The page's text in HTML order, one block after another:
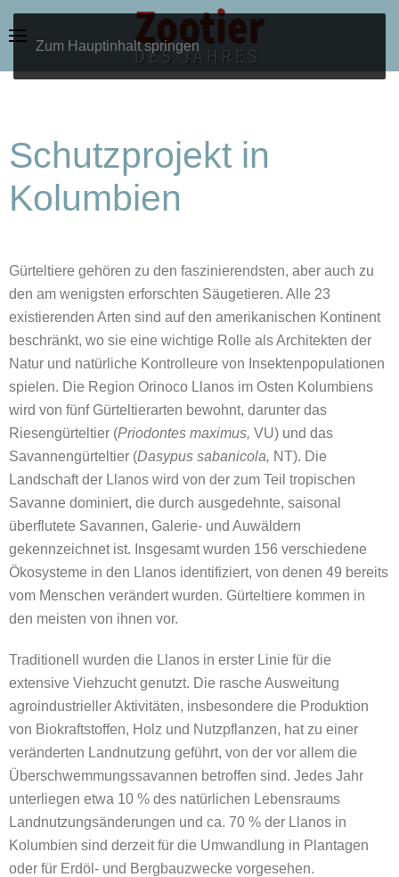
Zum Hauptinhalt springen
Schutzprojekt in
Kolumbien
Gürteltiere gehören zu den faszinierendsten, aber auch zu
den am wenigsten erforschten Säugetieren. Alle 23
existierenden Arten sind auf den amerikanischen Kontinent
beschränkt, wo sie eine wichtige Rolle als Architekten der
Natur und natürliche Kontrolleure von Insektenpopulationen
spielen. Die Region Orinoco Llanos im Osten Kolumbiens
wird von fünf Gürteltierarten bewohnt, darunter das
Riesengürteltier (Priodontes maximus, VU) und das
Savannengürteltier (Dasypus sabanicola, NT). Die
Landschaft der Llanos wird von der zum Teil tropischen
Savanne dominiert, die durch ausgedehnte, saisonal
überflutete Savannen, Galerie- und Auwäldern
gekennzeichnet ist. Insgesamt wurden 156 verschiedene
Ökosysteme in den Llanos identifiziert, von denen 49 bereits
vom Menschen verändert wurden. Gürteltiere kommen in
den meisten von ihnen vor.
Traditionell wurden die Llanos in erster Linie für die
extensive Viehzucht genutzt. Die rasche Ausweitung
agroindustrieller Aktivitäten, insbesondere die Produktion
von Biokraftstoffen, Holz und Nutzpflanzen, hat zu einer
veränderten Landnutzung geführt, von der vor allem die
Überschwemmungssavannen betroffen sind. Jedes Jahr
unterliegen etwa 10 % des natürlichen Lebensraums
Landnutzungsänderungen und ca. 70 % der Llanos in
Kolumbien sind derzeit für die Umwandlung in Plantagen
oder für Erdöl- und Bergbauzwecke vorgesehen.